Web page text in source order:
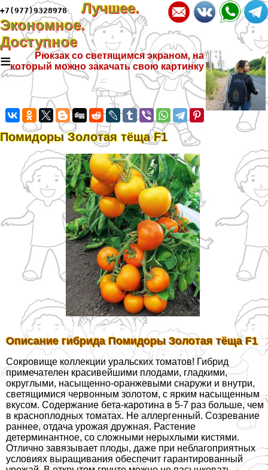
+7(977)9328978
Лучшее.
Экономное.
Доступное
≡
Рюкзак со светящимся экраном, на
который можно закачать свою картинку
Помидоры Золотая тёща F1
Описание гибрида Помидоры Золотая тёща F1
Сокровище коллекции уральских томатов! Гибрид
примечателен красивейшими плодами, гладкими,
округлыми, насыщенно-оранжевыми снаружи и внутри,
светящимися червонным золотом, с ярким насыщенным
вкусом. Содержание бета-каротина в 5-7 раз больше, чем
в красноплодных томатах. Не аллергенный. Созревание
раннее, отдача урожая дружная. Растение
детерминантное, со сложными нерыхлыми кистями.
Отлично завязывает плоды, даже при нeблагоприятных
условиях выращивания обеспечит гарантированный